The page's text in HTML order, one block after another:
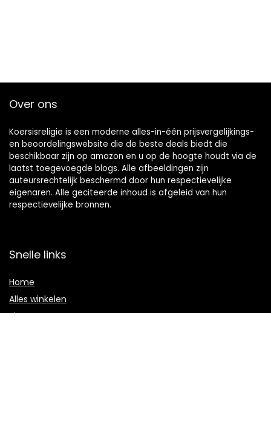
Over ons
Koersisreligie is een moderne alles-in-één prijsvergelijkings-
en beoordelingswebsite die de beste deals biedt die
beschikbaar zijn op amazon en u op de hoogte houdt via de
laatst toegevoegde blogs. Alle afbeeldingen zijn
auteursrechtelijk beschermd door hun respectievelijke
eigenaren. Alle geciteerde inhoud is afgeleid van hun
respectievelijke bronnen.
Snelle links
Home
Alles winkelen
Blogs